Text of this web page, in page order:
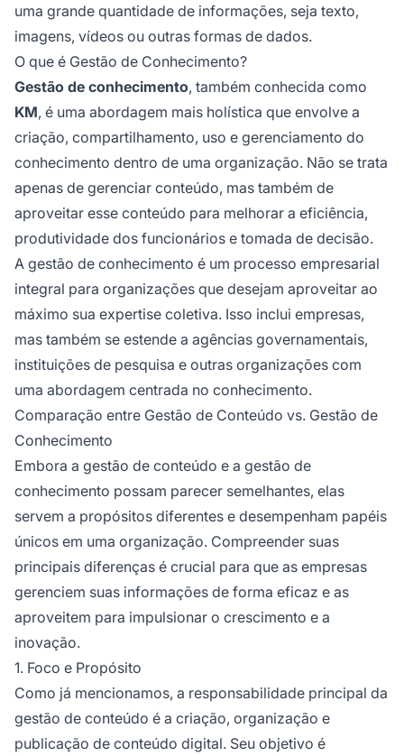
uma grande quantidade de informações, seja texto,
imagens, vídeos ou outras formas de dados.
O que é Gestão de Conhecimento?
Gestão de conhecimento, também conhecida como
KM, é uma abordagem mais holística que envolve a
criação, compartilhamento, uso e gerenciamento do
conhecimento dentro de uma organização. Não se trata
apenas de gerenciar conteúdo, mas também de
aproveitar esse conteúdo para melhorar a eficiência,
produtividade dos funcionários e tomada de decisão.
A gestão de conhecimento é um processo empresarial
integral para organizações que desejam aproveitar ao
máximo sua expertise coletiva. Isso inclui empresas,
mas também se estende a agências governamentais,
instituições de pesquisa e outras organizações com
uma abordagem centrada no conhecimento.
Comparação entre Gestão de Conteúdo vs. Gestão de
Conhecimento
Embora a gestão de conteúdo e a gestão de
conhecimento possam parecer semelhantes, elas
servem a propósitos diferentes e desempenham papéis
únicos em uma organização. Compreender suas
principais diferenças é crucial para que as empresas
gerenciem suas informações de forma eficaz e as
aproveitem para impulsionar o crescimento e a
inovação.
1. Foco e Propósito
Como já mencionamos, a responsabilidade principal da
gestão de conteúdo é a criação, organização e
publicação de conteúdo digital. Seu objetivo é